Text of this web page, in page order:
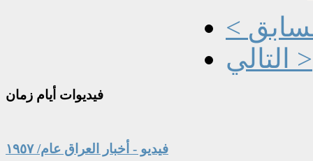
التالي >
فيديوات أيام زمان
فيديو - أخبار العراق عام/ ١٩٥٧